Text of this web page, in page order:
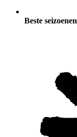
Beste seizoenen